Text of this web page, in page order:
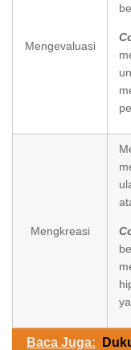
Mengevaluasi
Mengkreasi
Baca Juga: